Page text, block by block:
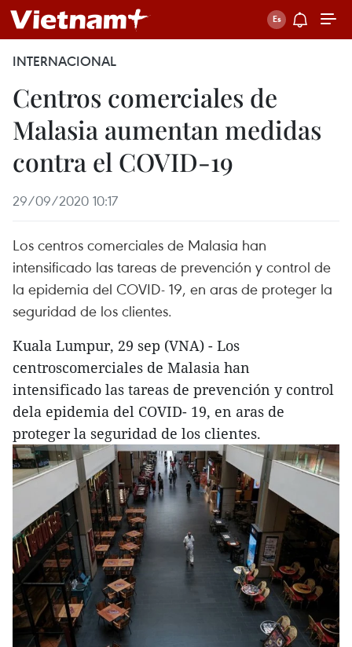
INTERNACIONAL
Centros comerciales de
Malasia aumentan medidas
contra el COVID-19
29/09/2020 10:17
Los centros comerciales de Malasia han
intensificado las tareas de prevención y control de
la epidemia del COVID- 19, en aras de proteger la
seguridad de los clientes.
Kuala Lumpur, 29 sep (VNA) - Los
centroscomerciales de Malasia han
intensificado las tareas de prevención y control
dela epidemia del COVID- 19, en aras de
proteger la seguridad de los clientes.